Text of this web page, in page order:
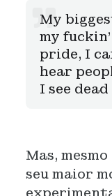
My
my fuckin'
pride, I
hear
I see
Mas,
seu maior